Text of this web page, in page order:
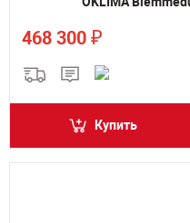
468 300 ₽
Купить